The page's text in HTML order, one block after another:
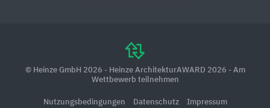
© Heinze GmbH 2026 - Heinze ArchitekturAWARD 2026 - Am
Wettbewerb teilnehmen
Nutzungsbedingungen Datenschutz Impressum